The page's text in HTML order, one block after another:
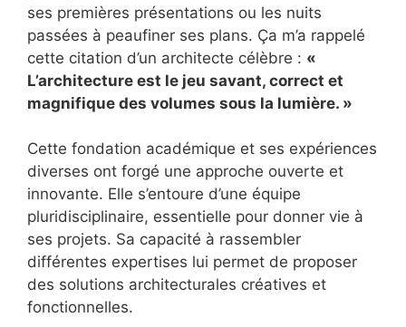
ses premières présentations ou les nuits
passées à peaufiner ses plans. Ça m’a rappelé
cette citation d’un architecte célèbre : «
L’architecture est le jeu savant, correct et
magnifique des volumes sous la lumière. »
Cette fondation académique et ses expériences
diverses ont forgé une approche ouverte et
innovante. Elle s’entoure d’une équipe
pluridisciplinaire, essentielle pour donner vie à
ses projets. Sa capacité à rassembler
différentes expertises lui permet de proposer
des solutions architecturales créatives et
fonctionnelles.